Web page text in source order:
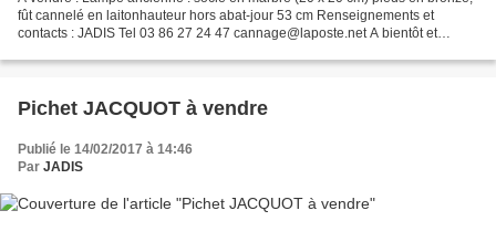
fût cannelé en laitonhauteur hors abat-jour 53 cm Renseignements et
contacts : JADIS Tel 03 86 27 24 47 cannage@laposte.net A bientôt et
Pichet JACQUOT à vendre
Publié le 14/02/2017 à 14:46
Par JADIS